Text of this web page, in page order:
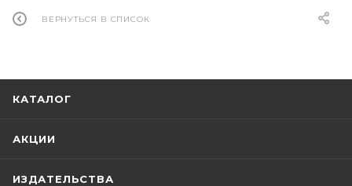
ВЕРНУТЬСЯ В СПИСОК
КАТАЛОГ
АКЦИИ
ИЗДАТЕЛЬСТВА